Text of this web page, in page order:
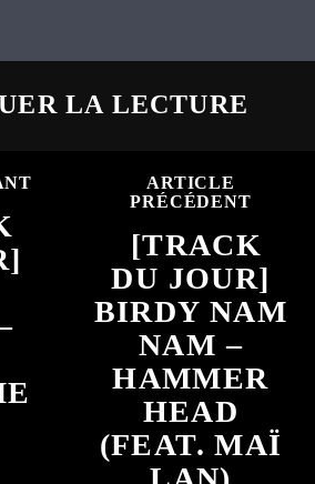
LA LECTURE
ARTICLE
PRÉCÉDENT
[TRACK
DU JOUR]
BIRDY NAM
NAM –
HAMMER
HEAD
(FEAT. MAÏ